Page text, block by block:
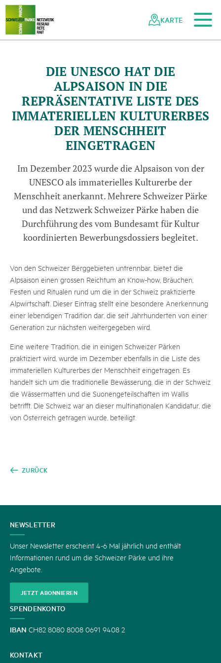
Navigieren
Netzwerk
Schweizer
Schnellnavigation
Zum Hauptinhalt
Zur mobilen Navigation
Zur Suche
Zum Fussbereich
Zur Sitemap
KARTE
DIE UNESCO HAT DIE
ALPSAISON IN DIE
REPRÄSENTATIVE LISTE DES
IMMATERIELLEN KULTURERBES
DER MENSCHHEIT
EINGETRAGEN
Im Dezember 2023 wurde die Alpsaison von der
UNESCO als immaterielles Kulturerbe der
Menschheit anerkannt. Mehrere Schweizer Pärke
und das Netzwerk Schweizer Pärke haben die
Durchführung des vom Bundesamt für Kultur
koordinierten Bewerbungsdossiers begleitet.
Von den Schweizer Berggebieten untrennbar, bietet die
Alpsaison einen grossen Reichtum an Know-how, Bräuchen,
Festen und Ritualen rund um die in der Schweiz praktizierte
Alpwirtschaft. Dieser Eintrag stellt eine besondere Anerkennung
einer lebendigen Tradition dar, die seit Jahrhunderten von einer
Generation zur nächsten weitergegeben wird.
Eine weitere Tradition, die in einigen Schweizer Pärken
praktiziert wird, wurde im Dezember ebenfalls in die Liste des
immateriellen Kulturerbes der Menschheit eingetragen. Es
handelt sich um die traditionelle Bewässerung, die in der Schweiz
die Wässermatten und die Suonengeteilschaften im Wallis
betrifft. Die Schweiz war an dieser multinationalen Kandidatur, die
von Österreich getragen wurde, beteiligt.
ZURÜCK
KONTAKT
NEWSLETTER
Unser Newsletter erscheint 4-6 Mal jährlich und enthält
Informationen rund um die Schweizer Pärke und ihre
Angebote.
JETZT ABONNIEREN
SPENDENKONTO
IBAN CH82 8080 8008 0691 9408 2
KONTAKT